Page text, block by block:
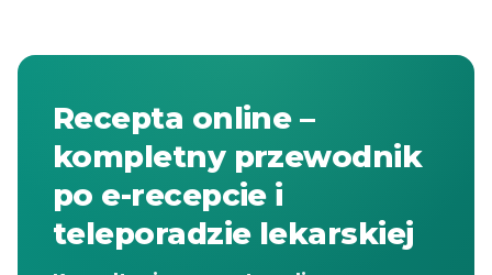
Recepta online –
kompletny przewodnik
po e-recepcie i
teleporadzie lekarskiej